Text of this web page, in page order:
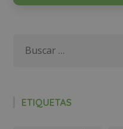
ETIQUETAS